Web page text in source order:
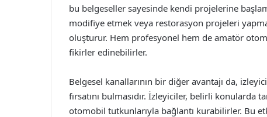
bu belgeseller sayesinde kendi projelerine
modifiye etmek veya restorasyon projeleri
oluşturur. Hem profesyonel hem de amatör
fikirler edinebilirler.
Belgesel kanallarının bir diğer avantajı da,
fırsatını bulmasıdır. İzleyiciler, belirli
otomobil tutkunlarıyla bağlantı kurabilirler. Bu